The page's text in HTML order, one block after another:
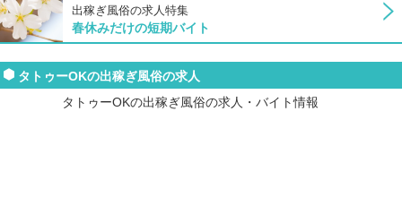
出稼ぎ風俗の求人特集
春休みだけの短期バイト
タトゥーOKの出稼ぎ風俗の求人
タトゥーOKの出稼ぎ風俗の求人・バイト情報